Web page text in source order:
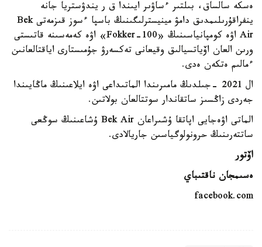
ەسكە سالساق، بىلتىر ءساۋىر ايىندا ق ر يندۋستريا جانە
ينفراقۇرىلىمدىق دامۋ مينيسترلىگىنىڭ باسپا ءسوز قىزمەتى Bek
Air اۋە كومپانياسىنىڭ «Fokker-100» اۋە كەمەسىنە قاتىستى
ورىن العان اۆياتسيالىق وقيعانى تەكسەرۋ جۇمىستارى اياقتالعانىن
ءمالىم ەتكەن ەدى.
ال 2021 -جىلدىڭ مامىرىندا الماتىداعى اۋە ايلاعىنىڭ ماڭايىندا
جەردى زاڭسىز ساتقاندار سوتتالعان بولاتىن.
الماتى اۋەجايى اپاتقا ۇشىراعان Bek Air ۇشاعىنىڭ سوڭعى
ساتتەرىنىڭ حرونولوگياسىن جاريالادى.
اۆتور
ەسىمجان ناقتىباي
facebook.com